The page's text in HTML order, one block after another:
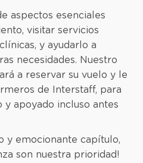
aspectos esenciales
visitar servicios
y ayudarlo a
necesidades. Nuestro
a reservar su vuelo y le
de Interstaff, para
y apoyado incluso antes
y emocionante capítulo,
son nuestra prioridad!